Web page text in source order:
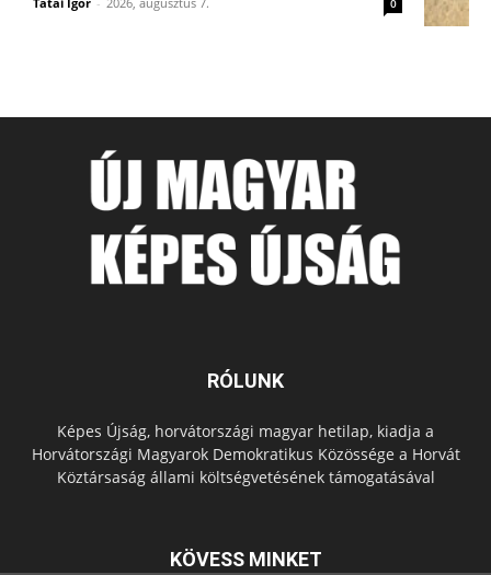
RÓLUNK
Képes Újság, horvátországi magyar hetilap, kiadja a
Horvátországi Magyarok Demokratikus Közössége a Horvát
Köztársaság állami költségvetésének támogatásával
KÖVESS MINKET